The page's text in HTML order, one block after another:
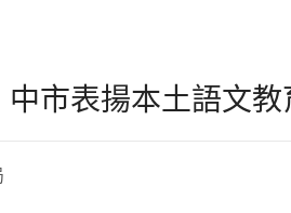
市表揚本土語文教